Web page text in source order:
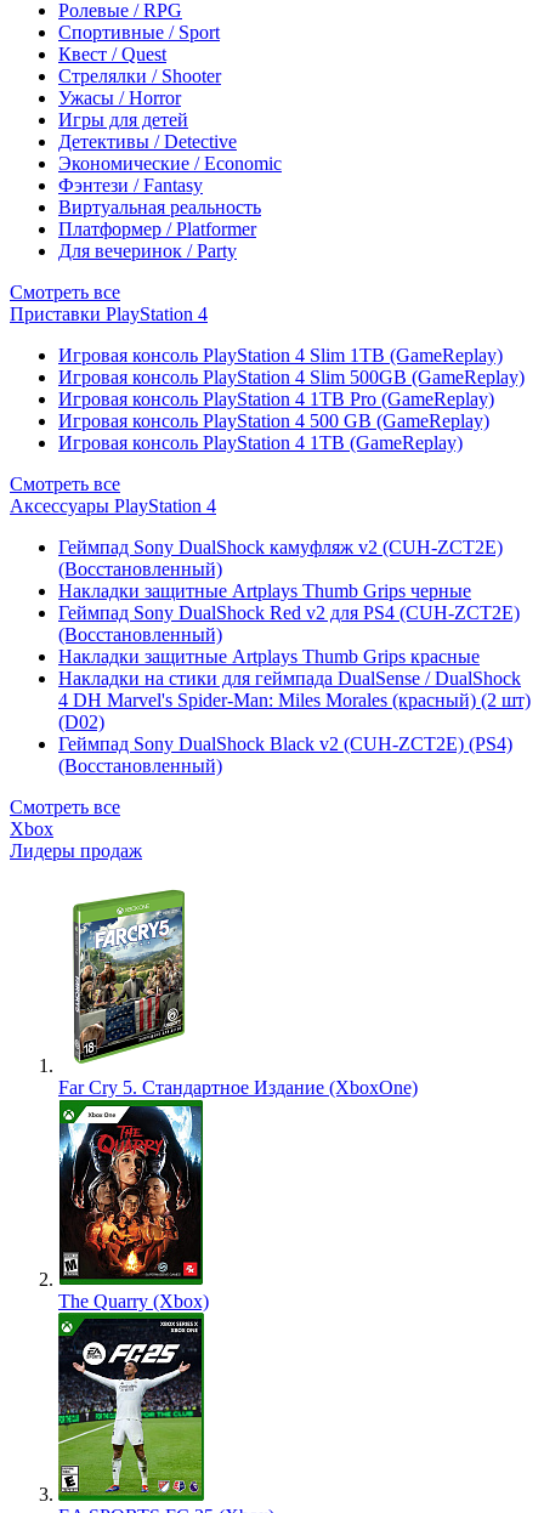
Ролевые / RPG
Спортивные / Sport
Квест / Quest
Стрелялки / Shooter
Ужасы / Horror
Игры для детей
Детективы / Detective
Экономические / Economic
Фэнтези / Fantasy
Виртуальная реальность
Платформер / Platformer
Для вечеринок / Party
Смотреть все
Приставки PlayStation 4
Игровая консоль PlayStation 4 Slim 1TB (GameReplay)
Игровая консоль PlayStation 4 Slim 500GB (GameReplay)
Игровая консоль PlayStation 4 1TB Pro (GameReplay)
Игровая консоль PlayStation 4 500 GB (GameReplay)
Игровая консоль PlayStation 4 1TB (GameReplay)
Смотреть все
Аксессуары PlayStation 4
Геймпад Sony DualShock камуфляж v2 (CUH-ZCT2E)
(Восстановленный)
Накладки защитные Artplays Thumb Grips черные
Геймпад Sony DualShock Red v2 для PS4 (CUH-ZCT2E)
(Восстановленный)
Накладки защитные Artplays Thumb Grips красные
Накладки на стики для геймпада DualSense / DualShock
4 DH Marvel's Spider-Man: Miles Morales (красный) (2 шт)
(D02)
Геймпад Sony DualShock Black v2 (CUH-ZCT2E) (PS4)
(Восстановленный)
Смотреть все
Xbox
Лидеры продаж
Far Cry 5. Стандартное Издание (XboxOne)
The Quarry (Xbox)